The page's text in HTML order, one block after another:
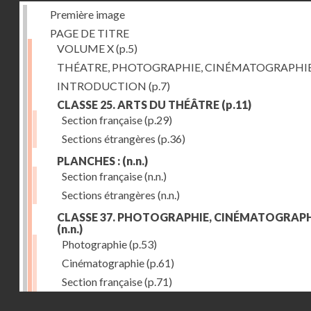
Première image
PAGE DE TITRE
VOLUME X(p.5)
THÉATRE, PHOTOGRAPHIE,
INTRODUCTION (p.7)
CLASSE 25. ARTS DU THÉÂTRE (p.11)
Section française(p.29)
Sections étrangères (p.36)
PLANCHES : (n.n.)
Section française(n.n.)
Sections étrangères (n.n.)
CLASSE 37. PHOTOGRAPHIE,
(n.n.)
Photographie(p.53)
Cinématographie(p.61)
Section française(p.71)